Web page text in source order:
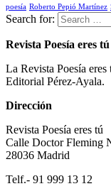
poesía Roberto Pepió Martínez
Search for:
Revista Poesía eres tú
La Revista Poesía
Editorial Pérez-Ayala.
Dirección
Revista Poesía eres tú
Calle Doctor Fleming
28036 Madrid
Telf.- 91 999 13 12